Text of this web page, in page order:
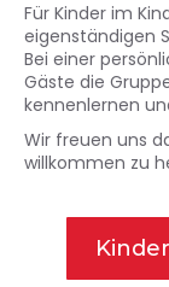
Für Kinder im
eigenständigen
Bei einer
Gäste die
kennenlernen
Wir freuen uns
willkommen zu